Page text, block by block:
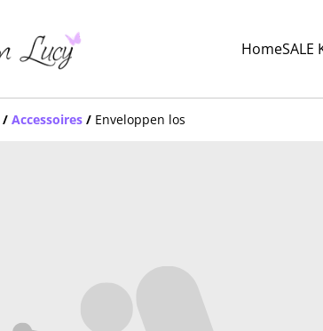
HomeSALE
/ Accessoires / Enveloppen los